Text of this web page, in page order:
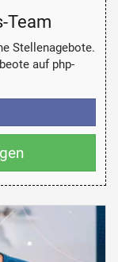
Team
Stellenagebote.
auf php-